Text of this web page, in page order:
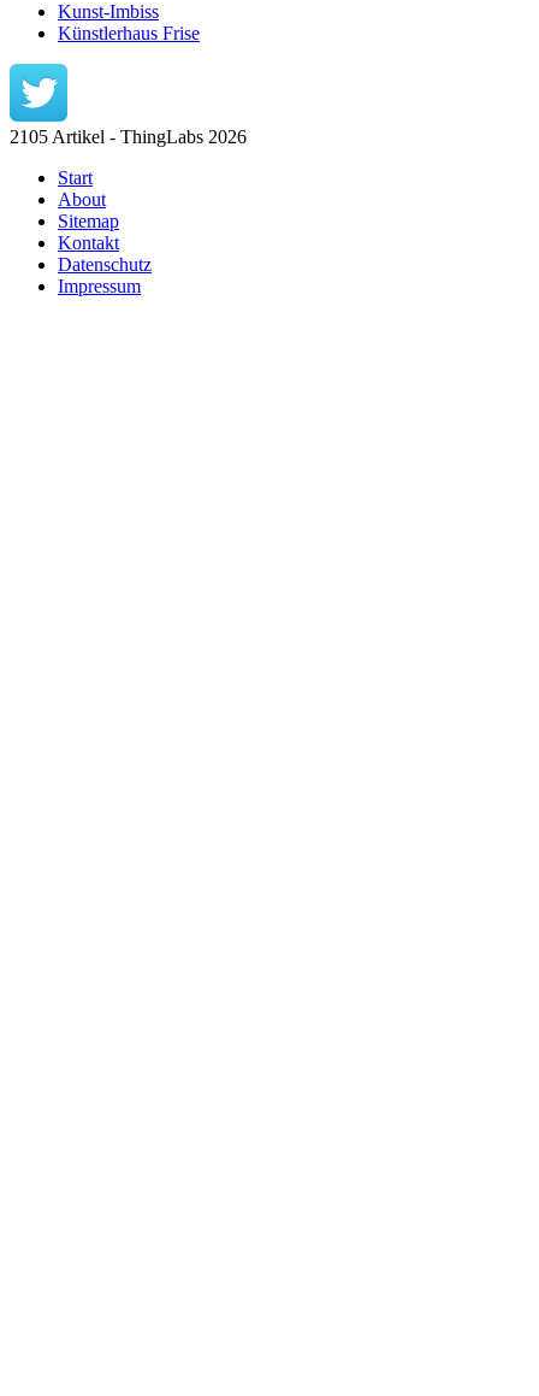
Kunst-Imbiss
Künstlerhaus Frise
2105 Artikel - ThingLabs 2026
Start
About
Sitemap
Kontakt
Datenschutz
Impressum